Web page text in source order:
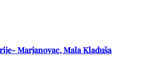
Marjanovac, Mala Kladuša